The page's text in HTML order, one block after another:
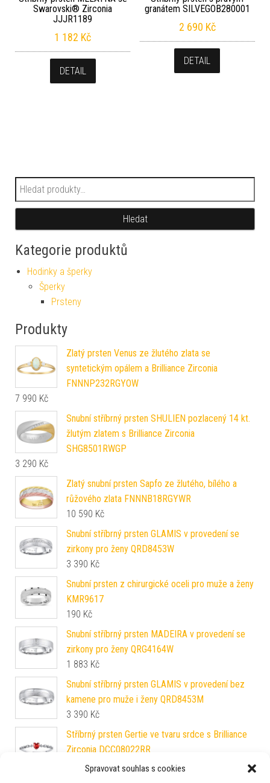
Spravovat souhlas s cookies
Swarovski® Zirconia
JJJR1189
1 182 Kč
DETAIL
granátem SILVEGOB280001
2 690 Kč
DETAIL
Hledat:
Hledat
Kategorie produktů
Hodinky a šperky
Šperky
Prsteny
Produkty
Zlatý prsten Venus ze žlutého zlata se
syntetickým opálem a Brilliance Zirconia
FNNNP232RGYOW
7 990 Kč
Snubní stříbrný prsten SHULIEN pozlacený 14 kt.
žlutým zlatem s Brilliance Zirconia
SHG8501RWGP
3 290 Kč
Zlatý snubní prsten Sapfo ze žlutého, bílého a
růžového zlata FNNNB18RGYWR
10 590 Kč
Snubní stříbrný prsten GLAMIS v provedení se
zirkony pro ženy QRD8453W
3 390 Kč
Snubní prsten z chirurgické oceli pro muže a ženy
KMR9617
190 Kč
Snubní stříbrný prsten MADEIRA v provedení se
zirkony pro ženy QRG4164W
1 883 Kč
Snubní stříbrný prsten GLAMIS v provedení bez
kamene pro muže i ženy QRD8453M
3 390 Kč
Stříbrný prsten Gertie ve tvaru srdce s Brilliance
Zirconia DCC08022RR
Kč